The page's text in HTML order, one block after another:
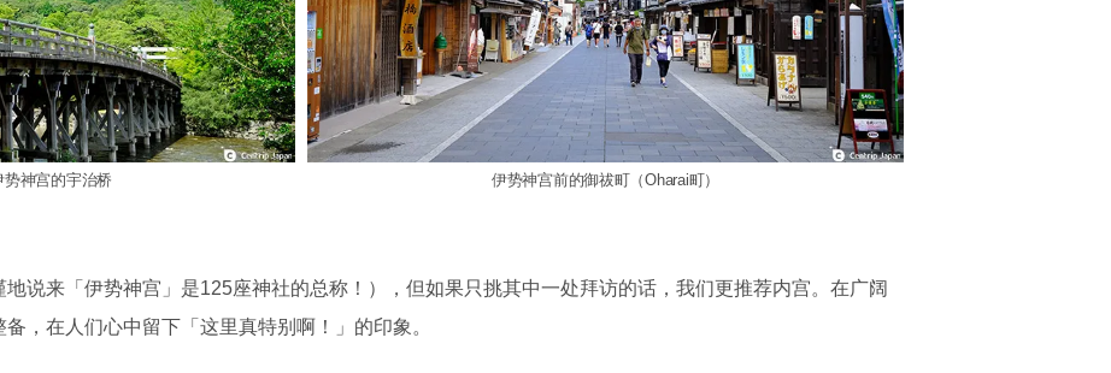
神宫的宇治桥 伊势神宫前的御祓町（Oharai町）
说来「伊势神宫」是125座神社的总称！），但如果只挑其中一处拜访的话，我们更推荐内宫。在广阔
，在人们心中留下「这里真特别啊！」的印象。